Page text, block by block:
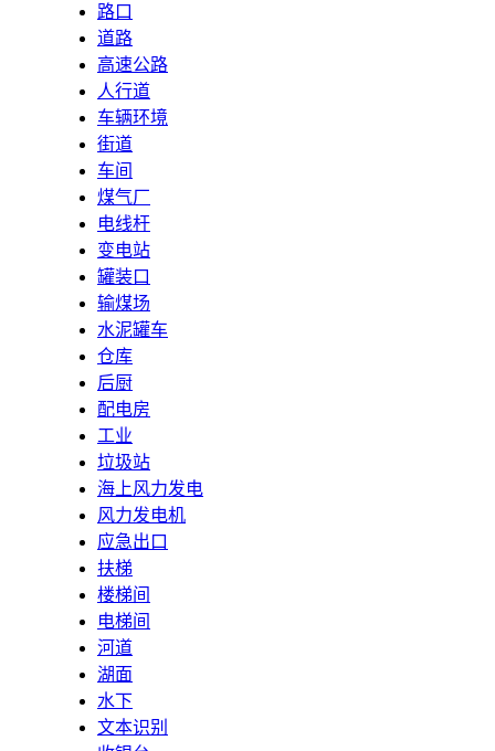
路口
道路
高速公路
人行道
车辆环境
街道
车间
煤气厂
电线杆
变电站
罐装口
输煤场
水泥罐车
仓库
后厨
配电房
工业
垃圾站
海上风力发电
风力发电机
应急出口
扶梯
楼梯间
电梯间
河道
湖面
水下
文本识别